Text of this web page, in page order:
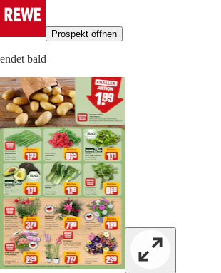
Prospekt öffnen
endet bald